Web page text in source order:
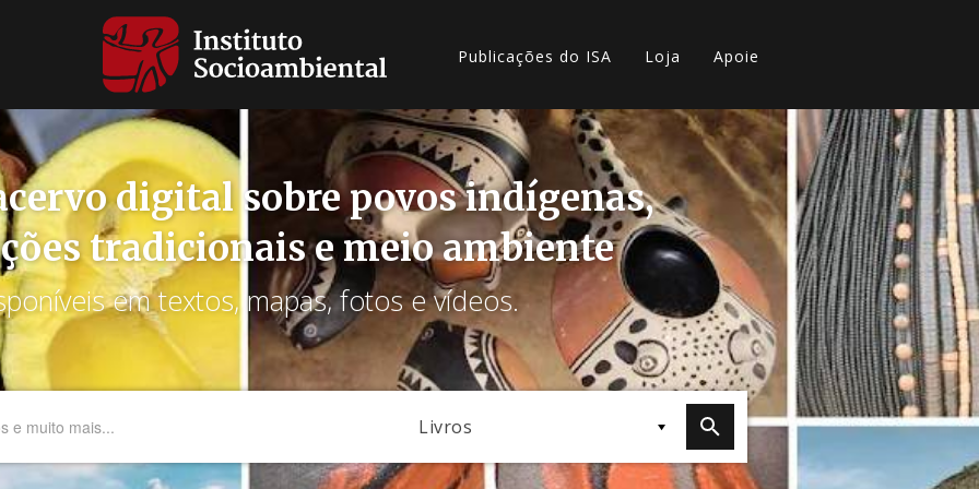
Publicações do ISA Loja Apoie
digital sobre povos indígenas,
tradicionais e meio ambiente
em textos, mapas, fotos e vídeos.
Livros